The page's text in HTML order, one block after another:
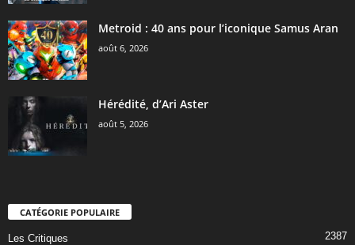
Metroid : 40 ans pour l’iconique Samus Aran
août 6, 2026
Hérédité, d’Ari Aster
août 5, 2026
CATÉGORIE POPULAIRE
Les Critiques 2387